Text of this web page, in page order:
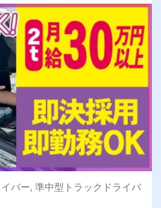
バー, 準中型トラックドライバ